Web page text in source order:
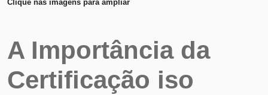
Clique nas imagens para ampliar
A Importância da
Certificação iso